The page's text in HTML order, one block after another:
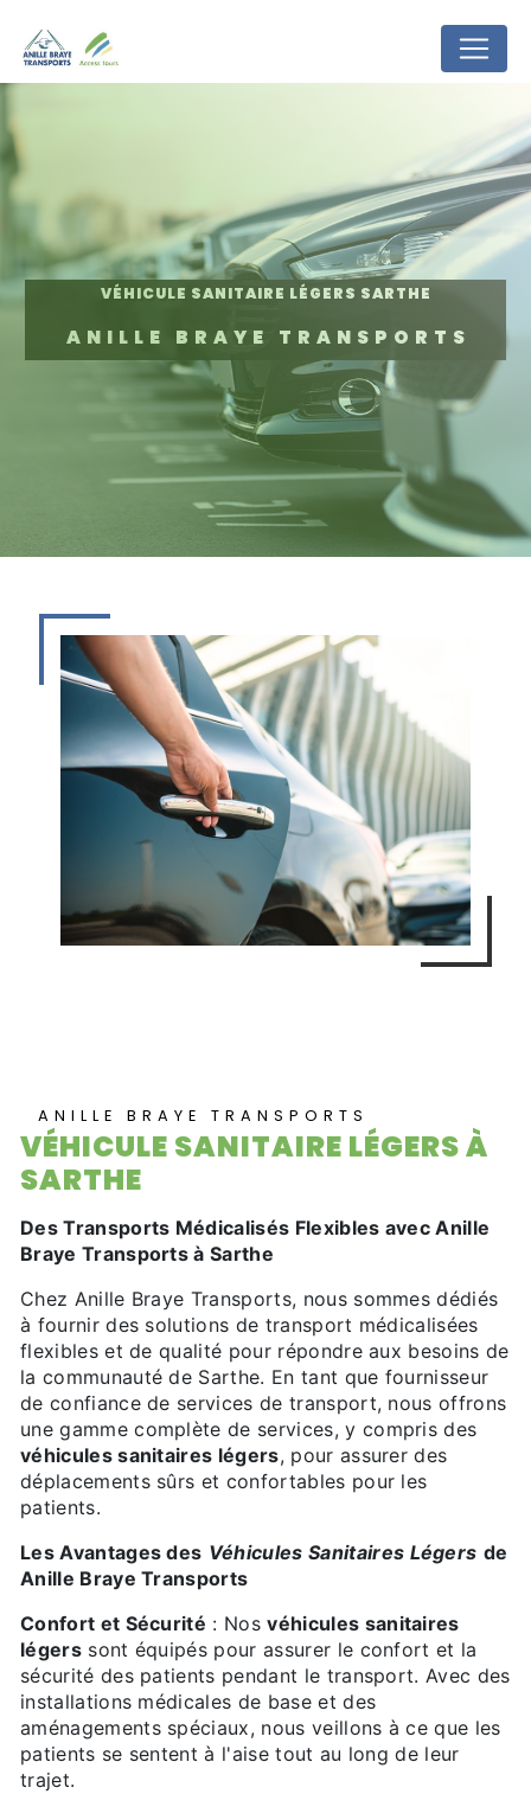
VÉHICULE SANITAIRE LÉGERS SARTHE
ANILLE BRAYE TRANSPORTS
ANILLE BRAYE TRANSPORTS
VÉHICULE SANITAIRE LÉGERS À
SARTHE
Des Transports Médicalisés Flexibles avec Anille
Braye Transports à Sarthe
Chez Anille Braye Transports, nous sommes dédiés
à fournir des solutions de transport médicalisées
flexibles et de qualité pour répondre aux besoins de
la communauté de Sarthe. En tant que fournisseur
de confiance de services de transport, nous offrons
une gamme complète de services, y compris des
véhicules sanitaires légers, pour assurer des
déplacements sûrs et confortables pour les
patients.
Les Avantages des Véhicules Sanitaires Légers de
Anille Braye Transports
Confort et Sécurité : Nosvéhicules sanitaires
légerssont équipés pour assurer le confort et la
sécurité des patients pendant le transport. Avec des
installations médicales de base et des
aménagements spéciaux, nous veillons à ce que les
patients se sentent à l'aise tout au long de leur
trajet.